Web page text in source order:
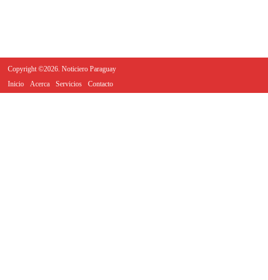
Copyright ©2026. Noticiero Paraguay
Inicio
Acerca Servicios Contacto